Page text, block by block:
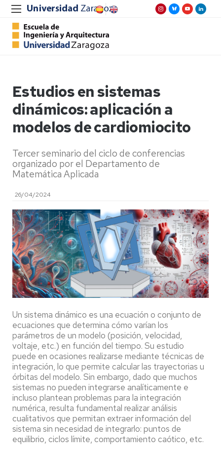
Estudios en sistemas
dinámicos: aplicación a
modelos de cardiomiocito
Tercer seminario del ciclo de conferencias
organizado por el Departamento de
Matemática Aplicada
26/04/2024
Un sistema dinámico es una ecuación o conjunto de
ecuaciones que determina cómo varían los
parámetros de un modelo (posición, velocidad,
voltaje, etc.) en función del tiempo. Su estudio
puede en ocasiones realizarse mediante técnicas de
integración, lo que permite calcular las trayectorias u
órbitas del modelo. Sin embargo, dado que muchos
sistemas no pueden integrarse analíticamente e
incluso plantean problemas para la integración
numérica, resulta fundamental realizar análisis
cualitativos que permitan extraer información del
sistema sin necesidad de integrarlo: puntos de
equilibrio, ciclos límite, comportamiento caótico, etc.